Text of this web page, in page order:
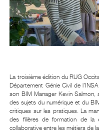
La troisième édition du RUG
Département Génie Civil de
son BIM Manager Kevin Salmon,
des sujets du numérique et du
critiques sur les pratiques. La
des filières de formation de la
collaborative entre les métiers de